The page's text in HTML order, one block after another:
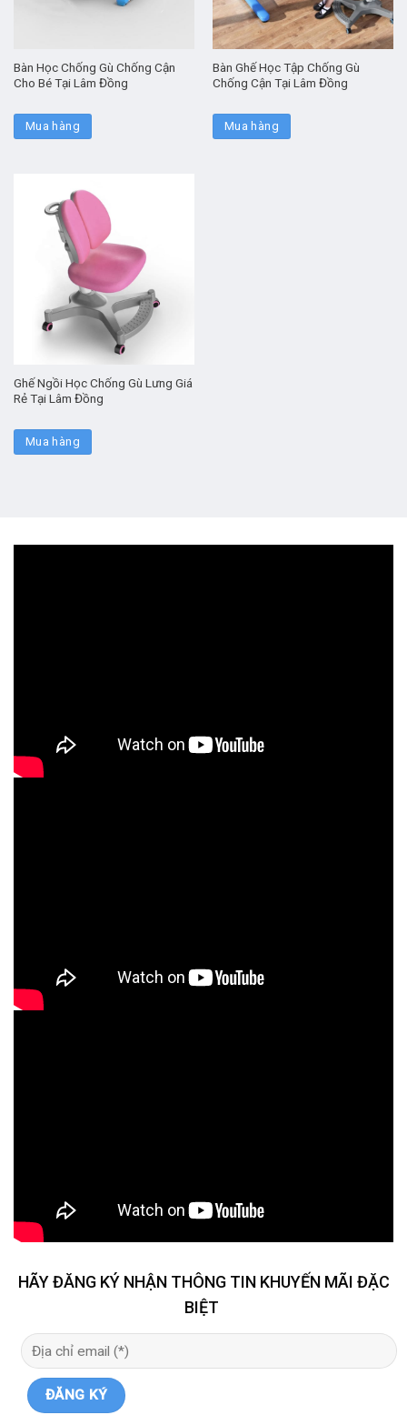
Bàn Học Chống Gù Chống Cận
Cho Bé Tại Lâm Đồng
Mua hàng
Bàn Ghế Học Tập Chống Gù
Chống Cận Tại Lâm Đồng
Mua hàng
Ghế Ngồi Học Chống Gù Lưng Giá
Rẻ Tại Lâm Đồng
Mua hàng
HÃY ĐĂNG KÝ NHẬN THÔNG TIN KHUYẾN MÃI ĐẶC
BIỆT